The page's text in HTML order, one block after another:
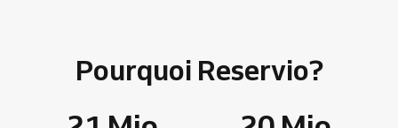
Pourquoi Reservio?